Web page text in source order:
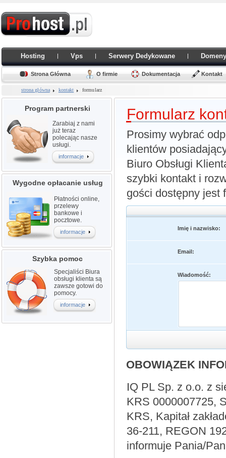
Hosting Vps Serwery Dedykowane Domeny
Strona Główna O firmie Dokumentacja Kontakt
strona główna kontakt formularz
Program partnerski
Zarabiaj z nami
już teraz
polecając nasze
usługi.
informacje
Wygodne opłacanie usług
Płatności online,
przelewy
bankowe i
pocztowe.
informacje
Szybka pomoc
Specjaliści Biura
obsługi klienta są
zawsze gotowi do
pomocy.
informacje
Formularz
Prosimy wybrać
klientów
Biuro Obsługi
szybki kontakt i
gości dostępny jest
Imię i nazwisko:
Email:
Wiadomość:
OBOWIĄZEK
IQ PL Sp. z o.o. z
KRS 0000007725,
KRS, Kapitał
36-211, REGON
informuje Pania/